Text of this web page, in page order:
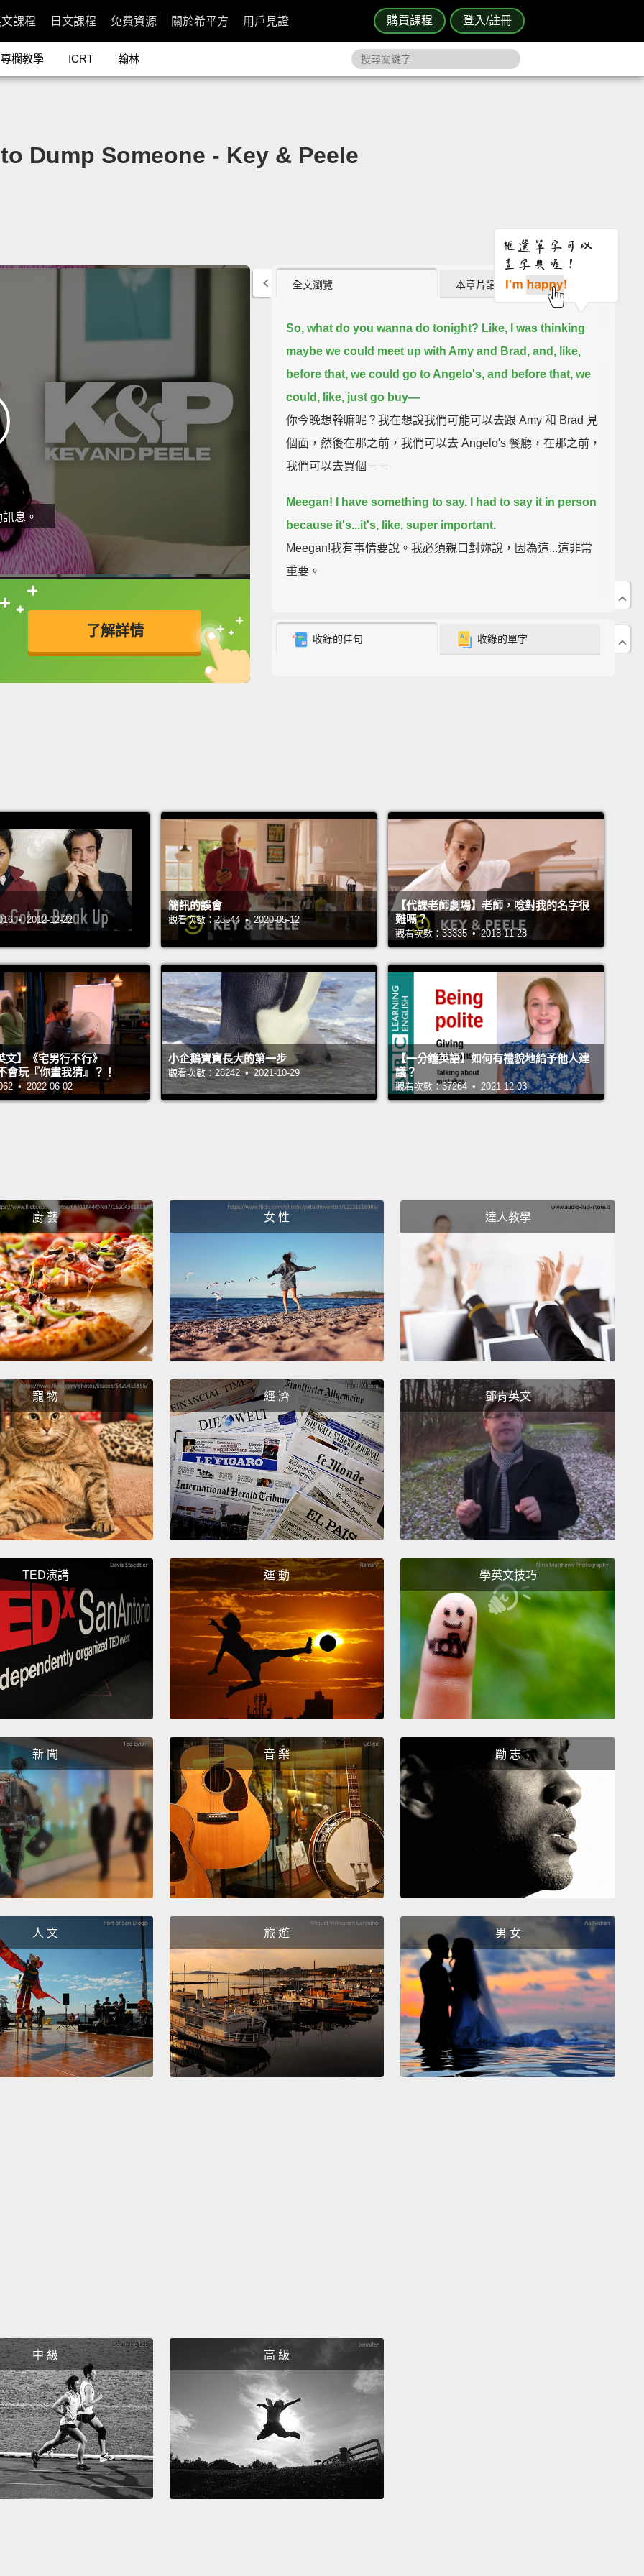
購買課程 登入/註冊
課程 日文課程 免費資源 關於希平方 用戶見證
專欄教學 ICRT 翰林
Dump Someone - Key & Peele
息。
了解詳情
接查字典喔！
英
全文瀏覽 本章片語 (2)
So, what do you wanna do tonight? Like, I was thinking
maybe we could meet up with Amy and Brad, and, like,
before that, we could go to Angelo's, and before that, we
could, like, just go buy—
你今晚想幹嘛呢？我在想說我們可能可以去跟 Amy 和 Brad 見
個面，然後在那之前，我們可以去 Angelo's 餐廳，在那之前，
我們可以去買個－－
Meegan! I have something to say.
I had to say it in person
because it's...it's, like, super important.
Meegan!我有事情要說。我必須親口對妳說，因為這...這非常
重要。
好。
酷。讚喔。完全沒問題。
Re—really?
真－－真的嗎？
Yeah.
Because I thought... I was...was really worried that you're
gonna be, like, mad.
因為我以為...我...我很擔心妳會超生氣。
Mad? Oh my God. Are you kidding me? No! Of course I'm
not mad.
People grow apart. It happens. It's, like, part of
life. No. I'm totally fine. Like, love it, love it, love it.
Um... So... Uh, you, you—um, you know, we had a good
run.
嗯...所以...呃，妳、妳－－嗯，我們度過了很美好的一段時
光。
Yeah.
對。
我們不要形同陌路。
Can I just... Can I ask why?
我可以就是...我可以問一下為什麼嗎？
Why?
為什麼？
Yeah, like, whatevs. Like, I'm doing some work on myself
and, like, trying to grow as a person, so...
對呀，就隨意啦。我是想說要改進自己，試著要成長，所以...
Cool, cool.
好，當然。
...I really, like, appreciate to know why.
...如果你告訴我為什麼的話，我會感謝你。
Yeah, um. Okay, yeah, let's, like,...
You know, I think that
you're kind of, like, a controlling person.
好，嗯。好，對，我們來，就是...就是我覺得妳有一點，控制
慾比較強。
Thank you. Thank you for that. That's nice. Thank you for
that.
謝謝喔。謝謝你喔。很棒。謝謝你喔。
Cool. No problem.
好喔。不客氣。
So, you know what your problem is, Andre?
那你知道你自己的問題是什麼嗎，Andre？
What?
是你既然有話直說，我覺得基於人類基本道義我也有資格有話
直說。
Right, right.
當然、當然。
Is that... Is that not okay or...
這樣...這樣不行還是怎麼...
收錄的佳句 收錄的單字
• 2012-12-22
簡訊的誤會
觀看次數：23544 • 2020-05-12
【代課老師劇場】老師，唸對我的名字很
難嗎？
觀看次數：33335 • 2018-11-28
文】《宅男行不行》
會玩『你畫我猜』？！
• 2022-06-02
小企鵝寶寶長大的第一步
觀看次數：28242 • 2021-10-29
【一分鐘英語】如何有禮貌地給予他人建
議？
觀看次數：37264 • 2021-12-03
廚 藝 女 性 達人教學
寵 物 經 濟 鄧肯英文
TED演講 運 動 學英文技巧
新 聞 音 樂 勵 志
人 文 旅 遊 男 女
中 級 高 級